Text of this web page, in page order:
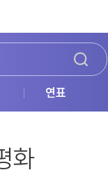
연표
화